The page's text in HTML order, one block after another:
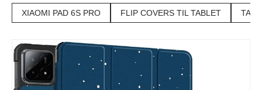
XIAOMI PAD 6S PRO FLIP COVERS TIL TABLET